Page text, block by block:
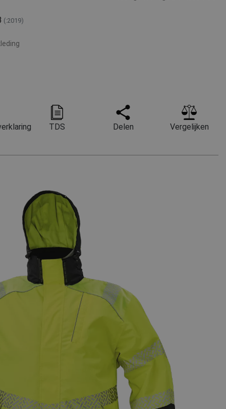
(:2019)
TDS Delen Vergelijken